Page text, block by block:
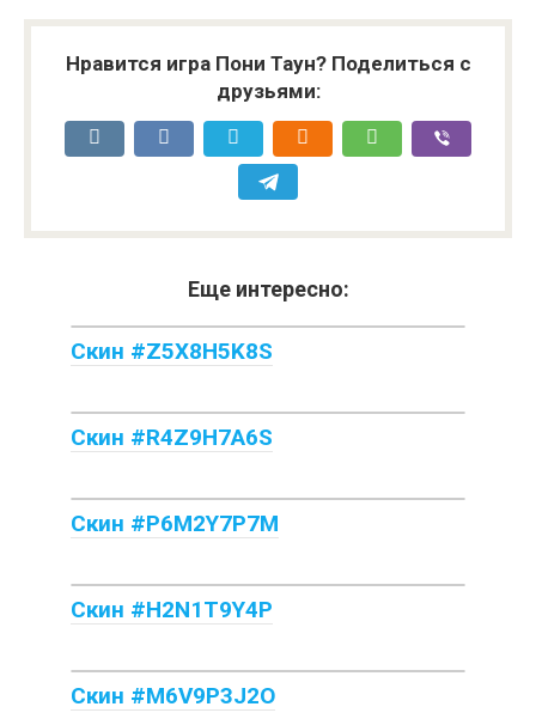
Нравится игра Пони Таун? Поделиться с
друзьями:
Еще интересно:
Скин #Z5X8H5K8S
Скин #R4Z9H7A6S
Скин #P6M2Y7P7M
Скин #H2N1T9Y4P
Скин #M6V9P3J2O